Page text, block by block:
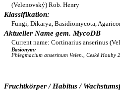
(Velenovský) Rob. Henry
Klassifikation:
Fungi, Dikarya, Basidiomycota,
Aktueller Name gem. MycoDB
Current name: Cortinarius anserinus
Basionym:
Phlegmacium anserinum Velen., Ceské
Fruchtkörper / Habitus /